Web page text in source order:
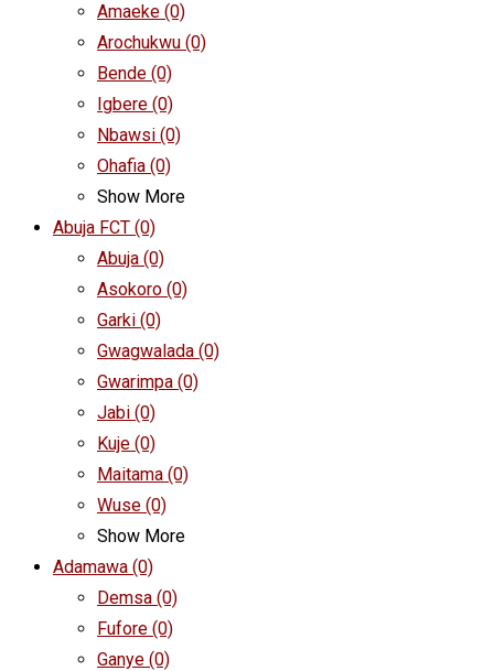
Amaeke (0)
Arochukwu (0)
Bende (0)
Igbere (0)
Nbawsi (0)
Ohafia (0)
Show More
Abuja FCT (0)
Abuja (0)
Asokoro (0)
Garki (0)
Gwagwalada (0)
Gwarimpa (0)
Jabi (0)
Kuje (0)
Maitama (0)
Wuse (0)
Show More
Adamawa (0)
Demsa (0)
Fufore (0)
Ganye (0)